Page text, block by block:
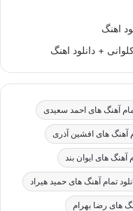
اهنگ
+ دانلود اهنگ
آهنگ های احمد سعیدی
آهنگ های افشین آذری
آهنگ های ایوان بند
تمام آهنگ های حمید هیراد
های رضا بهرام